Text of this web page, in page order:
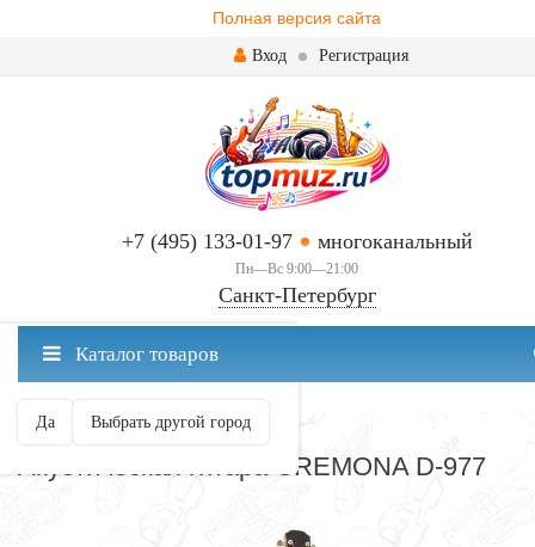
Полная версия сайта
Вход Регистрация
+7 (495) 133-01-97 многоканальный
Пн—Вс 9:00—21:00
Санкт-Петербург
Санкт-Петербург ваш город?
Да Выбрать другой город
Каталог товаров
АКУСТИЧЕСКИЕ
Акустическая гитара CREMONA D-977